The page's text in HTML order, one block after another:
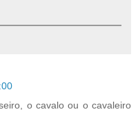
o cavalo ou o cavaleiro